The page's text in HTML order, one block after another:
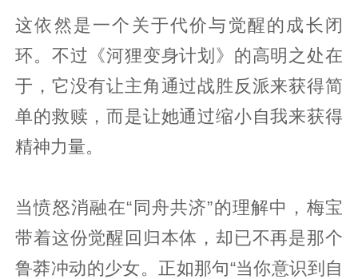
这依然是一个关于代价与觉醒的成长闭
环。不过《河狸变身计划》的高明之处在
于，它没有让主角通过战胜反派来获得简
单的救赎，而是让她通过缩小自我来获得
精神力量。
当愤怒消融在“同舟共济”的理解中，梅宝
带着这份觉醒回归本体，却已不再是那个
鲁莽冲动的少女。正如那句“当你意识到自